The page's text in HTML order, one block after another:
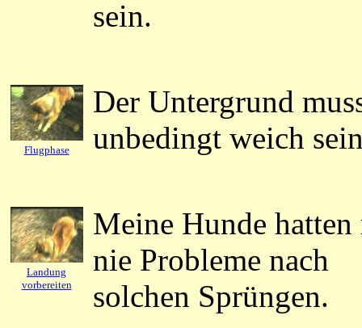
sein.
Flugphase
Der Untergrund
unbedingt weich
Landung
vorbereiten
Meine Hunde hatten
nie Probleme nach
solchen Sprüngen.